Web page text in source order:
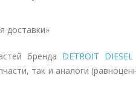
доставки»
бренда DETROIT DIESEL
так и аналоги